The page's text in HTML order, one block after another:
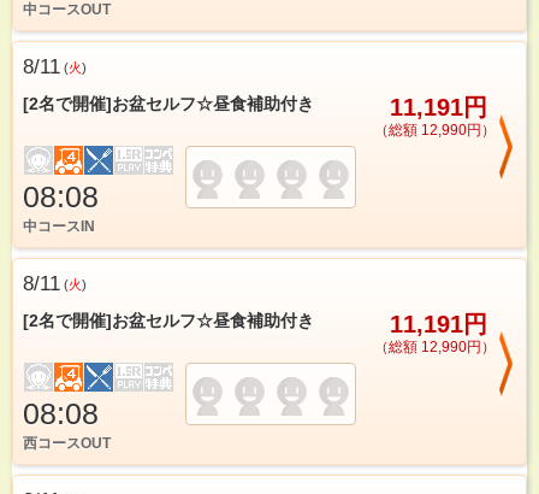
中コースOUT
8/11 (火)
[2名で開催]お盆セルフ☆昼食補助付き 11,191円
（総額 12,990円）
08:08
中コースIN
8/11 (火)
[2名で開催]お盆セルフ☆昼食補助付き 11,191円
（総額 12,990円）
08:08
西コースOUT